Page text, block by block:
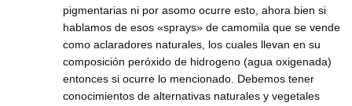
pigmentarias ni por asomo ocurre esto, ahora bien si
hablamos de esos «sprays» de camomila que se vende
como aclaradores naturales, los cuales llevan en su
composición peróxido de hidrogeno (agua oxigenada)
entonces si ocurre lo mencionado. Debemos tener
conocimientos de alternativas naturales y vegetales